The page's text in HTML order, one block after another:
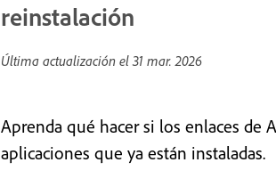
reinstalación
Última actualización el 31 mar. 2026
Aprenda qué hacer si los enlaces de
aplicaciones que ya están instaladas.